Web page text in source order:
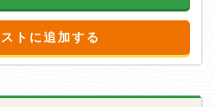
トに追加する